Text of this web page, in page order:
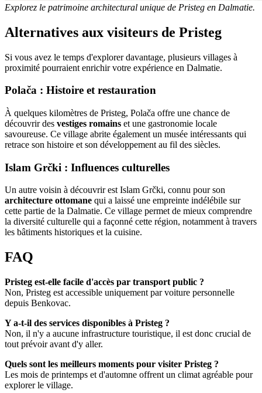
Explorez le patrimoine architectural unique de Pristeg en Dalmatie.
Alternatives aux visiteurs de Pristeg
Si vous avez le temps d'explorer davantage, plusieurs villages à
proximité pourraient enrichir votre expérience en Dalmatie.
Polača : Histoire et restauration
À quelques kilomètres de Pristeg, Polača offre une chance de
découvrir des vestiges romains et une gastronomie locale
savoureuse. Ce village abrite également un musée intéressants qui
retrace son histoire et son développement au fil des siècles.
Islam Grčki : Influences culturelles
Un autre voisin à découvrir est Islam Grčki, connu pour son
architecture ottomane qui a laissé une empreinte indélébile sur
cette partie de la Dalmatie. Ce village permet de mieux comprendre
la diversité culturelle qui a façonné cette région, notamment à travers
les bâtiments historiques et la cuisine.
FAQ
Pristeg est-elle facile d'accès par transport public ?
Non, Pristeg est accessible uniquement par voiture personnelle
depuis Benkovac.
Y a-t-il des services disponibles à Pristeg ?
Non, il n'y a aucune infrastructure touristique, il est donc crucial de
tout prévoir avant d'y aller.
Quels sont les meilleurs moments pour visiter Pristeg ?
Les mois de printemps et d'automne offrent un climat agréable pour
explorer le village.